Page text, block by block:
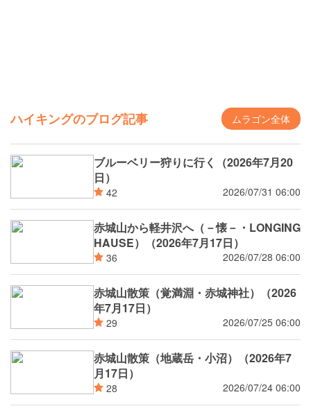
ハイキングのブログ記事 ムラゴン全体
ブルーベリー狩りに行く（2026年7月20
日）
42 2026/07/31 06:00
赤城山から軽井沢へ（－懐－・LONGING
HAUSE）（2026年7月17日）
36 2026/07/28 06:00
赤城山散策（覚満淵・赤城神社）（2026
年7月17日）
29 2026/07/25 06:00
赤城山散策（地蔵岳・小沼）（2026年7
月17日）
28 2026/07/24 06:00